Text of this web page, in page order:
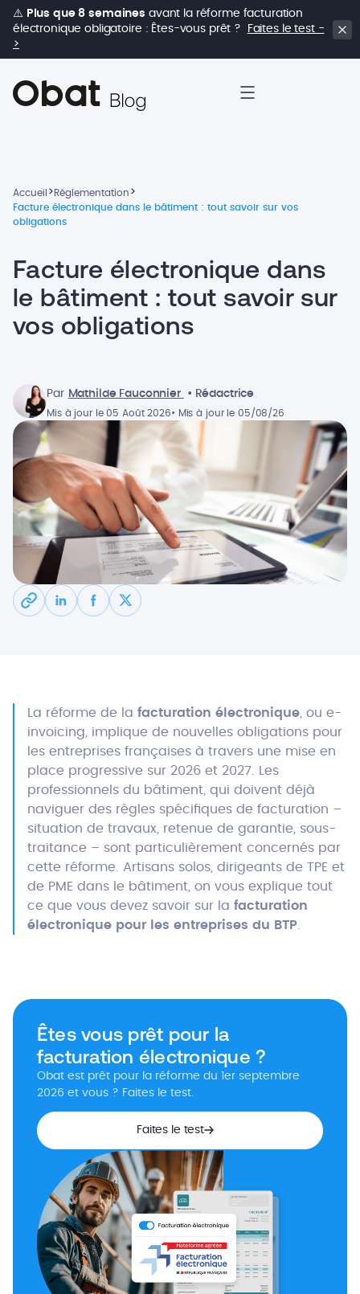
⚠️ Plus que 8 semaines avant la réforme facturation
électronique obligatoire : Êtes-vous prêt ?
Faites le test -
>
Accueil > Réglementation >
Facture électronique dans le bâtiment : tout savoir sur vos
obligations
Facture électronique dans
le bâtiment : tout savoir sur
vos obligations
Par Mathilde Fauconnier • Rédactrice
Mis à jour le 05 Août 2026• Mis à jour le 05/08/26
La réforme de la facturation électronique , ou e-
invoicing, implique de nouvelles obligations pour
les entreprises françaises à travers une mise en
place progressive sur 2026 et 2027. Les
professionnels du bâtiment, qui doivent déjà
naviguer des règles spécifiques de facturation –
situation de travaux, retenue de garantie, sous-
traitance – sont particulièrement concernés par
cette réforme. Artisans solos, dirigeants de TPE et
de PME dans le bâtiment, on vous explique tout
ce que vous devez savoir sur la facturation
électronique pour les entreprises du BTP
Êtes vous prêt pour la
facturation électronique ?
Obat est prêt pour la réforme du 1er septembre
2026 et vous ? Faites le test.
Faites le test